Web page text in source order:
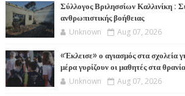
Σύλλογος Βριλησσίων Καλλινίκη :
ανθρωπιστικής βοήθειας
Unknown Aug 07, 2026
«Έκλεισε» ο αγιασμός στα σχολεία
μέρα γυρίζουν οι μαθητές στα θρανία
Unknown Aug 07, 2026